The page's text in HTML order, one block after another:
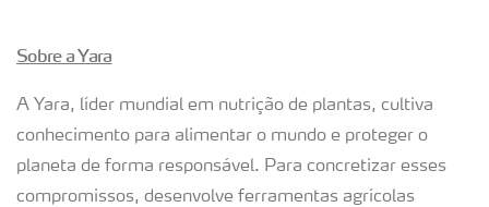
Sobre a Yara
A Yara, líder mundial em nutrição de plantas, cultiva
conhecimento para alimentar o mundo e proteger o
planeta de forma responsável. Para concretizar esses
compromissos, desenvolve ferramentas agrícolas